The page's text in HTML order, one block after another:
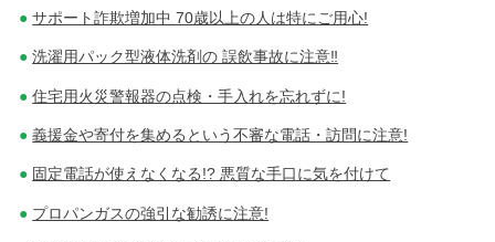
サポート詐欺増加中 70歳以上の人は特にご用心!
洗濯用パック型液体洗剤の 誤飲事故に注意‼
住宅用火災警報器の点検・手入れを忘れずに!
義援金や寄付を集めるという不審な電話・訪問に注意!
固定電話が使えなくなる!? 悪質な手口に気を付けて
プロパンガスの強引な勧誘に注意!